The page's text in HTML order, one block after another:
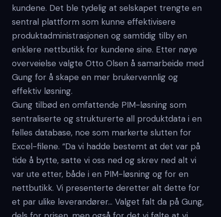
kundene. Det ble tydelig at selskapet trengte en
sentral plattform som kunne effektivisere
produktadministrasjonen og samtidig tilby en
enklere nettbutikk for kundene sine. Etter nøye
overveielse valgte Otto Olsen å samarbeide med
Gung for å skape en mer brukervennlig og
effektiv løsning.
Gung tilbød en omfattende PIM-løsning som
sentraliserte og strukturerte all produktdata i en
felles database, noe som markerte slutten for
Excel-filene. “Da vi hadde bestemt at det var på
tide å bytte, satte vi oss ned og skrev ned alt vi
var ute etter, både i en PIM-løsning og for en
nettbutikk. Vi presenterte deretter alt dette for
et par ulike leverandører… Valget falt da på Gung,